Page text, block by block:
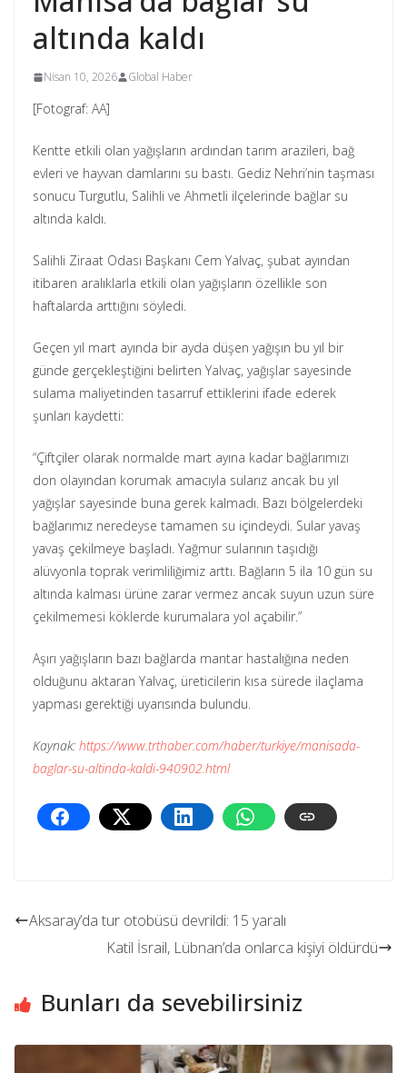
altında kaldı
Nisan 10, 2026 Global Haber
[Fotograf: AA]
Kentte etkili olan yağışların ardından tarım arazileri, bağ
evleri ve hayvan damlarını su bastı. Gediz Nehri’nin taşması
sonucu Turgutlu, Salihli ve Ahmetli ilçelerinde bağlar su
altında kaldı.
Salihli Ziraat Odası Başkanı Cem Yalvaç, şubat ayından
itibaren aralıklarla etkili olan yağışların özellikle son
haftalarda arttığını söyledi.
Geçen yıl mart ayında bir ayda düşen yağışın bu yıl bir
günde gerçekleştiğini belirten Yalvaç, yağışlar sayesinde
sulama maliyetinden tasarruf ettiklerini ifade ederek
şunları kaydetti:
“Çiftçiler olarak normalde mart ayına kadar bağlarımızı
don olayından korumak amacıyla sularız ancak bu yıl
yağışlar sayesinde buna gerek kalmadı. Bazı bölgelerdeki
bağlarımız neredeyse tamamen su içindeydi. Sular yavaş
yavaş çekilmeye başladı. Yağmur sularının taşıdığı
alüvyonla toprak verimliliğimiz arttı. Bağların 5 ila 10 gün su
altında kalması ürüne zarar vermez ancak suyun uzun süre
çekilmemesi köklerde kurumalara yol açabilir.”
Aşırı yağışların bazı bağlarda mantar hastalığına neden
olduğunu aktaran Yalvaç, üreticilerin kısa sürede ilaçlama
yapması gerektiği uyarısında bulundu.
Kaynak: https://www.trthaber.com/haber/turkiye/manisada-
baglar-su-altinda-kaldi-940902.html
Aksaray’da tur otobüsü devrildi: 15 yaralı
Katil İsrail, Lübnan’da onlarca kişiyi öldürdü
Bunları da sevebilirsiniz